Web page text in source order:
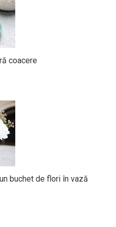
coacere
buchet de flori în vază